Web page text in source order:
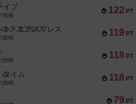
122 PT
イブ
投稿
119 PT
ト・エクスプレス
投稿
118 PT
投稿
118 PT
タイム
投稿
79 PT